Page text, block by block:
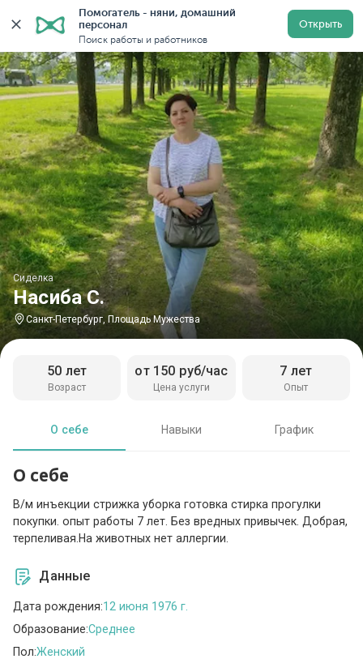
Помогатель - няни, домашний
персонал
Поиск работы и работников
Открыть
Главная Сиделки Сиделки в Санкт-Петербурге
Насиба С.
Сиделка
Санкт-Петербург, Площадь Мужества
Возраст
50 лет
Цена услуги
от 150 руб/час
Опыт
7 лет
О себе Навыки График
О себе
В/м инъекции стрижка уборка готовка стирка прогулки
покупки. опыт работы 7 лет. Без вредных привычек. Добрая,
терпеливая.На животных нет аллергии.
Данные
Дата рождения:12 июня 1976 г.
Образование:Среднее
Пол:Женский